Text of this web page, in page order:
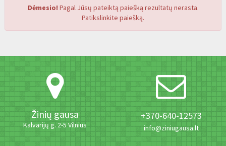
Dėmesio! Pagal Jūsų pateiktą paiešką rezultatų nerasta.
Patikslinkite paiešką.
Žinių gausa
Kalvarijų g. 2-5 Vilnius
+370-640-12573
info@ziniugausa.lt